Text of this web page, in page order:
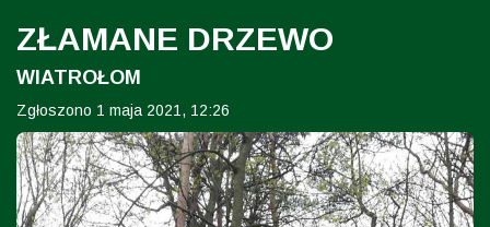
ZŁAMANE DRZEWO
WIATROŁOM
Zgłoszono 1 maja 2021, 12:26